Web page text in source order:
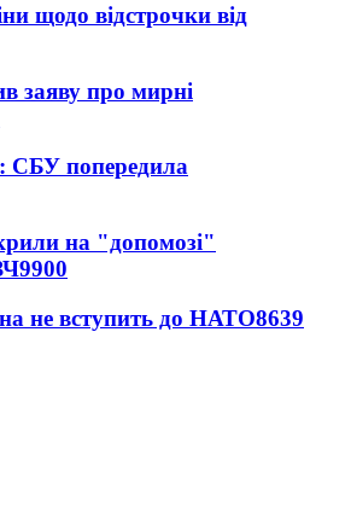
щодо відстрочки від
заяву про мирні
СБУ попередила
на "допомозі"
9900
не вступить до НАТО8639